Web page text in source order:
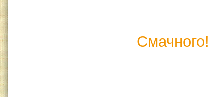
Смачного!